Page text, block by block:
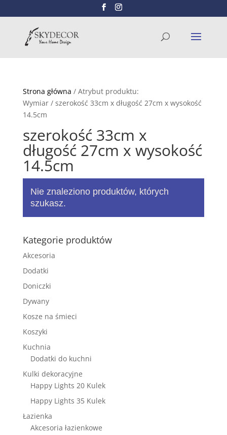
Strona główna / Atrybut produktu:
Wymiar / szerokość 33cm x długość 27cm x wysokość
14.5cm
szerokość 33cm x
długość 27cm x wysokość
14.5cm
Nie znaleziono produktów, których
szukasz.
Kategorie produktów
Akcesoria
Dodatki
Doniczki
Dywany
Kosze na śmieci
Koszyki
Kuchnia
Dodatki do kuchni
Kulki dekoracyjne
Happy Lights 20 Kulek
Happy Lights 35 Kulek
Łazienka
Akcesoria łazienkowe